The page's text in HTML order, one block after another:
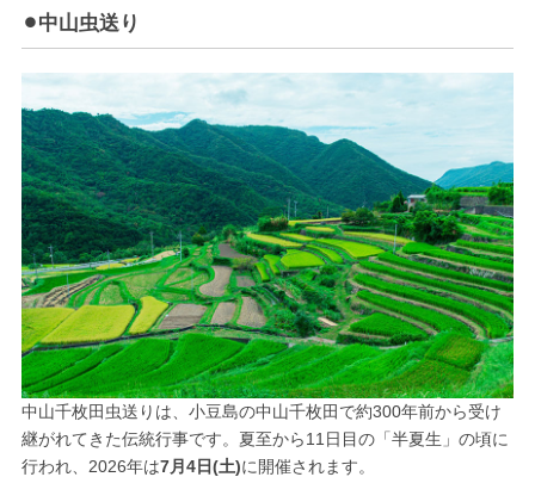
⚫︎中山虫送り
中山千枚田虫送りは、小豆島の中山千枚田で約300年前から受け
継がれてきた伝統行事です。夏至から11日目の「半夏生」の頃に
行われ、2026年は7月4日(土)に開催されます。